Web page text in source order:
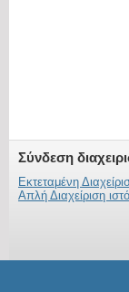
Σύνδεση
Εκτεταμένη
Απλή Διαχείριση